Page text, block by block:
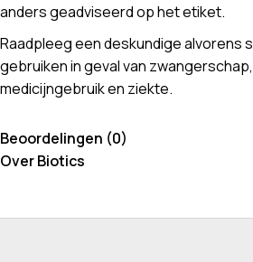
anders geadviseerd op het etiket.
Raadpleeg een deskundige alvorens
gebruiken in geval van
medicijngebruik en ziekte.
Beoordelingen (0)
Over Biotics